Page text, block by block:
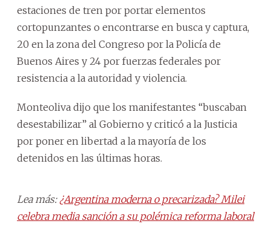
estaciones de tren por portar elementos
cortopunzantes o encontrarse en busca y captura,
20 en la zona del Congreso por la Policía de
Buenos Aires y 24 por fuerzas federales por
resistencia a la autoridad y violencia.
Monteoliva dijo que los manifestantes “buscaban
desestabilizar” al Gobierno y criticó a la Justicia
por poner en libertad a la mayoría de los
detenidos en las últimas horas.
Lea más: ¿Argentina moderna o precarizada? Milei
celebra media sanción a su polémica reforma laboral